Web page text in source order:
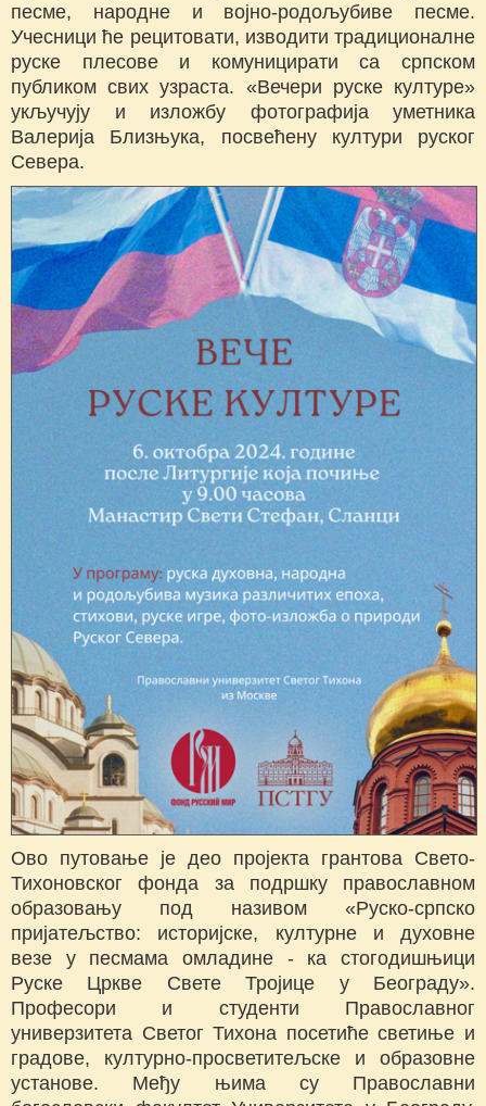
песме, народне и војно-родољубиве песме.
Учесници ће рецитовати, изводити традиционалне
руске плесове и комуницирати са српском
публиком свих узраста. «Вечери руске културе»
укључују и изложбу фотографија уметника
Валерија Близњука, посвећену култури руског
Севера.
Ово путовање је део пројекта грантова Свето-
Тихоновског фонда за подршку православном
образовању под називом «Руско-српско
пријатељство: историјске, културне и духовне
везе у песмама омладине - ка стогодишњици
Руске Цркве Свете Тројице у Београду».
Професори и студенти Православног
универзитета Светог Тихона посетиће светиње и
градове, културно-просветитељске и образовне
установе. Међу њима су Православни